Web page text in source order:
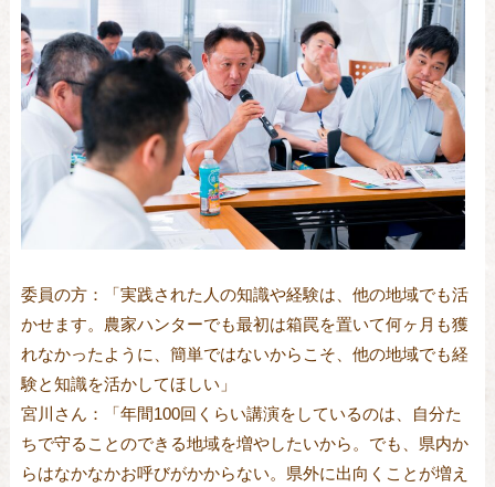
委員の方：「実践された人の知識や経験は、他の地域でも活
かせます。農家ハンターでも最初は箱罠を置いて何ヶ月も獲
れなかったように、簡単ではないからこそ、他の地域でも経
験と知識を活かしてほしい」
宮川さん：「年間100回くらい講演をしているのは、自分た
ちで守ることのできる地域を増やしたいから。でも、県内か
らはなかなかお呼びがかからない。県外に出向くことが増え